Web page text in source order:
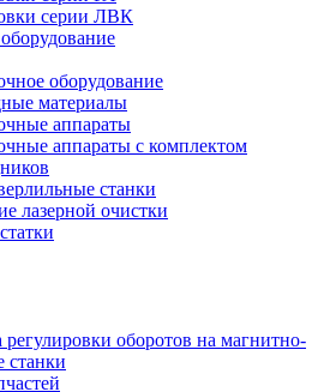
серии ЛВК
оборудование
материалы
аппараты
аппараты с комплектом
станки
лазерной очистки
регулировки оборотов на магнитно-
станки